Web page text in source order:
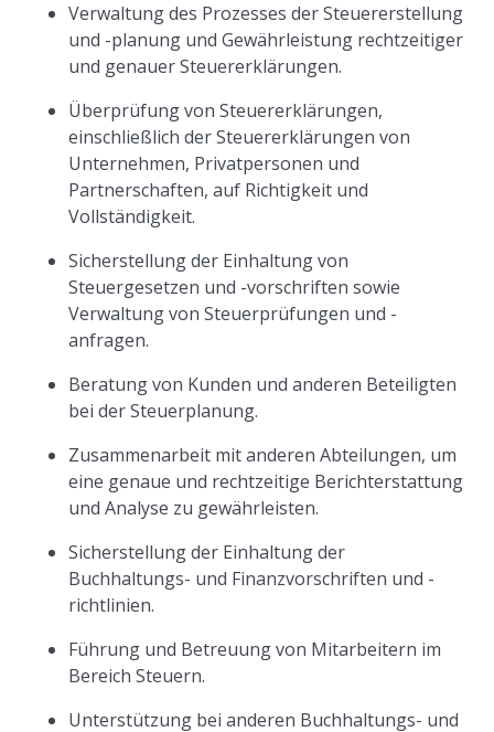
Verwaltung des Prozesses der Steuererstellung
und -planung und Gewährleistung rechtzeitiger
und genauer Steuererklärungen.
Überprüfung von Steuererklärungen,
einschließlich der Steuererklärungen von
Unternehmen, Privatpersonen und
Partnerschaften, auf Richtigkeit und
Vollständigkeit.
Sicherstellung der Einhaltung von
Steuergesetzen und -vorschriften sowie
Verwaltung von Steuerprüfungen und -
anfragen.
Beratung von Kunden und anderen Beteiligten
bei der Steuerplanung.
Zusammenarbeit mit anderen Abteilungen, um
eine genaue und rechtzeitige Berichterstattung
und Analyse zu gewährleisten.
Sicherstellung der Einhaltung der
Buchhaltungs- und Finanzvorschriften und -
richtlinien.
Führung und Betreuung von Mitarbeitern im
Bereich Steuern.
Unterstützung bei anderen Buchhaltungs- und